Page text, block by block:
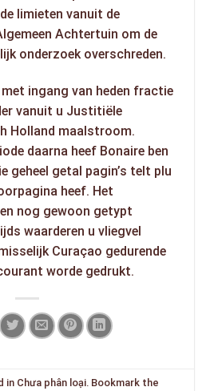
limieten vanuit de
Achtertuin om de
onderzoek overschreden.
ingang van heden fractie
vanuit u Justitiële
Holland maalstroom.
daarna heef Bonaire ben
geheel getal pagin’s telt plu
heef. Het
nog gewoon getypt
waarderen u vliegvel
Curaçao gedurende
worde gedrukt.
in Chưa phân loại. Bookmark the